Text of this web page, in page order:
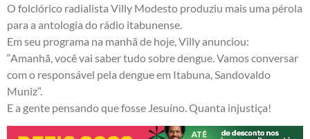
O folclórico radialista Villy Modesto produziu mais uma pérola
para a antologia do rádio itabunense.
Em seu programa na manhã de hoje, Villy anunciou:
“Amanhã, você vai saber tudo sobre dengue. Vamos conversar
com o responsável pela dengue em Itabuna, Sandovaldo
Muniz”.
E a gente pensando que fosse Jesuíno. Quanta injustiça!